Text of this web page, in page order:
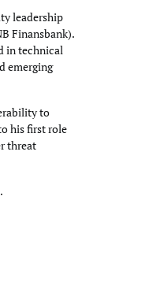
leadership
Finansbank).
in technical
emerging
to
his first role
threat
.